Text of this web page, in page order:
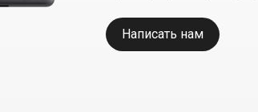
Написать нам